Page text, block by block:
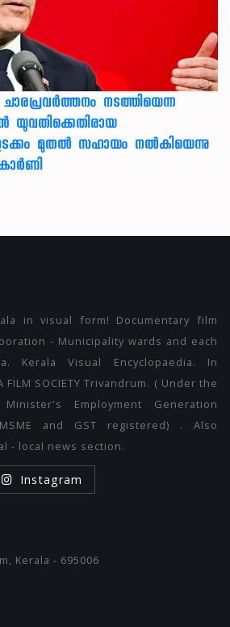
നടത്തിയെന്ന
യുവതിക്കെതിരായ
മുതല്‍ സഹായം നല്‍കിയെന്നു
കാര്‍ണി
in visual form! Documentary film
- Municipality wards and each
Kerala Visual Encyclopaedia. In
SOCIETY Trivandrum. ( Under the
Employment Generation
and GST registered) . Also
- local news section.
Instagram
Kerala - 695006